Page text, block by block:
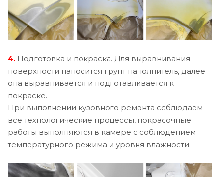
4. Подготовка и покраска. Для выравнивания
поверхности наносится грунт наполнитель, далее
она выравнивается и подготавливается к
покраске.
При выполнении кузовного ремонта соблюдаем
все технологические процессы, покрасочные
работы выполняются в камере с соблюдением
температурного режима и уровня влажности.